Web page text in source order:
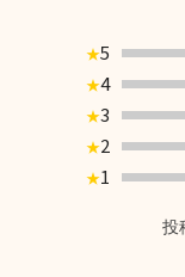
★5
★4
★3
★2
★1
投